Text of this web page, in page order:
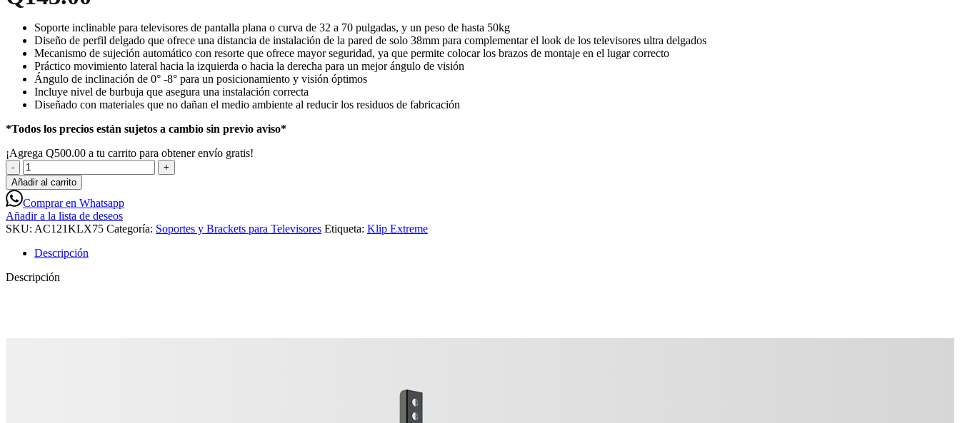
Soporte inclinable para televisores de pantalla plana o curva de 32 a 70 pulgadas, y un peso de hasta 50kg
Diseño de perfil delgado que ofrece una distancia de instalación de la pared de solo 38mm para complementar el look de los televisores ultra delgados
Mecanismo de sujeción automático con resorte que ofrece mayor seguridad, ya que permite colocar los brazos de montaje en el lugar correcto
Práctico movimiento lateral hacia la izquierda o hacia la derecha para un mejor ángulo de visión
Ángulo de inclinación de 0° -8° para un posicionamiento y visión óptimos
Incluye nivel de burbuja que asegura una instalación correcta
Diseñado con materiales que no dañan el medio ambiente al reducir los residuos de fabricación
*Todos los precios están sujetos a cambio sin previo aviso*
¡Agrega Q500.00 a tu carrito para obtener envío gratis!
Klip
Xtreme
Soporte
Inclinable
Para
TV
32"
70"
Añadir al carrito
Comprar en Whatsapp
Añadir a la lista de deseos
SKU: AC121KLX75 Categoría: Soportes y Brackets para Televisores Etiqueta: Klip Extreme
Descripción
Descripción